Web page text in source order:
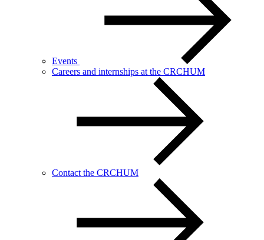
Events
Careers and internships at the CRCHUM
Contact the CRCHUM